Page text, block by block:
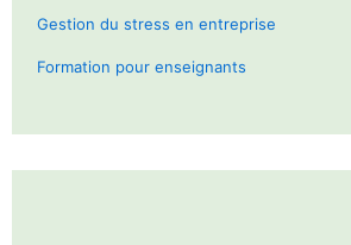
Gestion du stress en entreprise
Formation pour enseignants